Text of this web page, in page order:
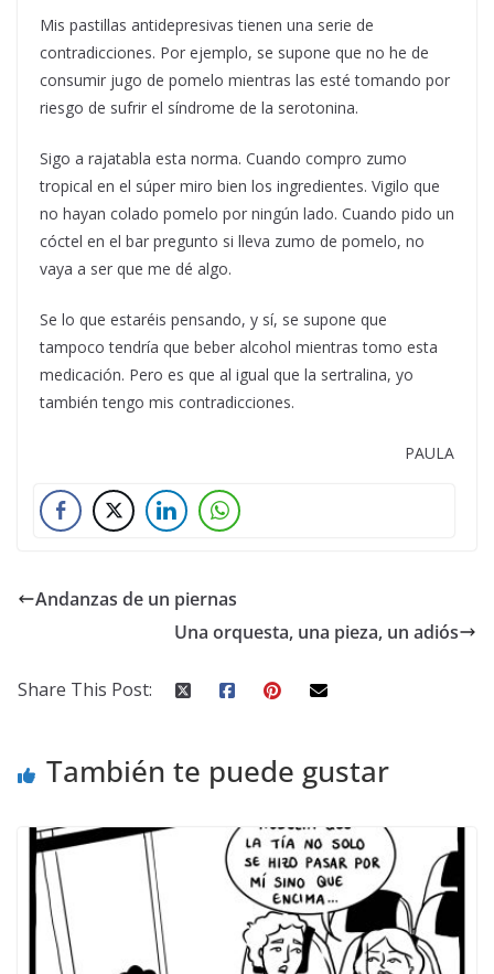
Mis pastillas antidepresivas tienen una serie de
contradicciones. Por ejemplo, se supone que no he de
consumir jugo de pomelo mientras las esté tomando por
riesgo de sufrir el síndrome de la serotonina.
Sigo a rajatabla esta norma. Cuando compro zumo
tropical en el súper miro bien los ingredientes. Vigilo que
no hayan colado pomelo por ningún lado. Cuando pido un
cóctel en el bar pregunto si lleva zumo de pomelo, no
vaya a ser que me dé algo.
Se lo que estaréis pensando, y sí, se supone que
tampoco tendría que beber alcohol mientras tomo esta
medicación. Pero es que al igual que la sertralina, yo
también tengo mis contradicciones.
PAULA
Andanzas de un piernas
Una orquesta, una pieza, un adiós
Share This Post:
También te puede gustar